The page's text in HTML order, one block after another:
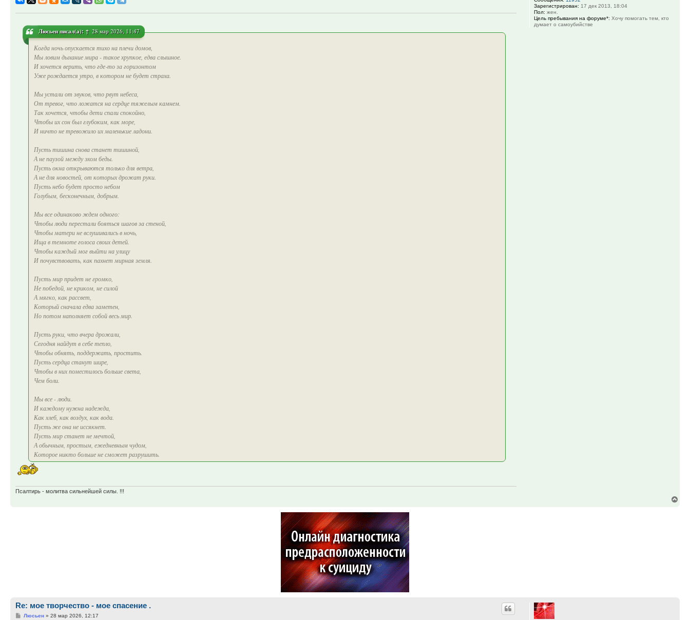
Зарегистрирован: 17 дек 2013, 18:04
Пол: жен.
Цель пребывания на форуме*: Хочу помогать тем, кто
думает о самоубийстве
Люсьенписал(а): ↑ 28 мар 2026, 11:47
Когда ночь опускается тихо на плечи домов,
Мы ловим дыхание мира - такое хрупкое, едва слышное.
И хочется верить, что где‑то за горизонтом
Уже рождается утро, в котором не будет страха.
Мы устали от звуков, что рвут небеса,
От тревог, что ложатся на сердце тяжелым камнем.
Так хочется, чтобы дети спали спокойно,
Чтобы их сон был глубоким, как море,
И ничто не тревожило их маленькие ладони.
Пусть тишина снова станет тишиной,
А не паузой между эхом беды.
Пусть окна открываются только для ветра,
А не для новостей, от которых дрожат руки.
Пусть небо будет просто небом
Голубым, бесконечным, добрым.
Мы все одинаково ждем одного:
Чтобы люди перестали бояться шагов за стеной,
Чтобы матери не вслушивались в ночь,
Ища в темноте голоса своих детей.
Чтобы каждый мог выйти на улицу
И почувствовать, как пахнет мирная земля.
Пусть мир придет не громко,
Не победой, не криком, не силой
А мягко, как рассвет,
Который сначала едва заметен,
Но потом наполняет собой весь мир.
Пусть руки, что вчера дрожали,
Сегодня найдут в себе тепло,
Чтобы обнять, поддержать, простить.
Пусть сердца станут шире,
Чтобы в них поместилось больше света,
Чем боли.
Мы все - люди.
И каждому нужна надежда,
Как хлеб, как воздух, как вода.
Пусть же она не иссякнет.
Пусть мир станет не мечтой,
А обычным, простым, ежедневным чудом,
Которое никто больше не сможет разрушить.
Псалтирь - молитва сильнейшей силы. !!!
Re: мое творчество - мое спасение .
Сообщение
Люсьен» 28 мар 2026, 12:17